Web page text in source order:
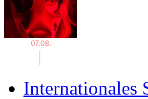
Internationales